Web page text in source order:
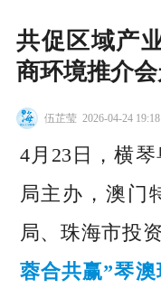
共促区域产
商环境推介
伍芷莹 2026-04-24 19:18
4月23日，横
局主办，澳门
局、珠海市投
蓉合共赢”琴